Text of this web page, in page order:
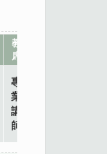
教
席
專
業
講
師